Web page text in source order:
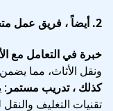
2. أيضاً ، فريق عمل
خبرة في التعامل مع
ونقل الأثاث، مما
كذلك ، تدريب مستمر :
تقنيات التغليف